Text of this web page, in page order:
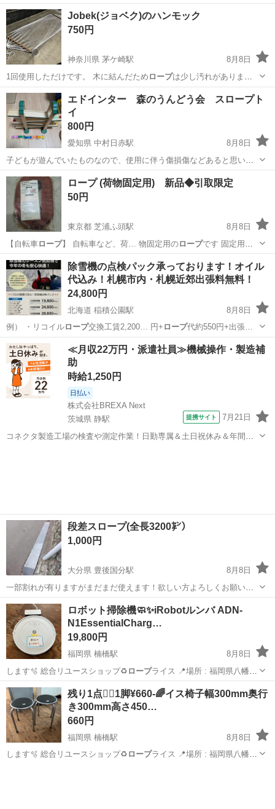
ープ) 荷重懸垂用のベ…
大阪 東大阪市 フィットネス、トレーニング
Jobek(ジョベク)のハンモック
750円
神奈川県 茅ケ崎駅
8月8日
1回使用しただけです。 木に結んだため ロープは少し汚れがあります
が、本体の汚れはほ…
神奈川 茅ヶ崎市 茅ケ崎駅 ベッド ハンモック
エドインター 森のうんどう会 スロープト
イ
800円
愛知県 中村日赤駅
8月8日
子どもが遊んでいたものなので、使用に伴う傷損傷などあると思いま
す。 ※プロフィール必読でお願いいたします。 ※ノークレーム・ノー
クレームでお願いいたします。
愛知 名古屋市 中村日赤駅 ミニカー うんどう会
ロープ (荷物固定用) 新品◆引取限定
50円
東京都 芝浦ふ頭駅
8月8日
【自転車ロープ】 自転車など、荷… 物固定用のロープです 固定用フ
ック…
東京 港区 芝浦ふ頭駅 その他
除雪機の点検パック承っております！オイル
代込み！札幌市内・札幌近郊出張料無料！
24,800円
北海道 稲積公園駅
8月8日
例） ・リコイルロープ交換工賃2,200… 円+ ロープ代約550円+出張…
北海道 札幌市 稲積公園駅 ホンダ 馬力
≪月収22万円・派遣社員≫機械操作・製造補
助
時給1,250円
日払い
株式会社BREXA Next
茨城県 静駅
提携サイト 7月21日
コネクタ製造工場の検査や測定作業！日勤専属＆土日祝休み＆年間休
段差スロープ(全長3200㌢）
1,000円
大分県 豊後国分駅
8月8日
一部割れが有りますがまだまだ使えます！欲しい方よろしくお願いし
ます。清掃して、バラしてさしあげます！ボルト付き
大分 大分市 豊後国分駅 その他
ロボット掃除機🧼✨iRobotルンバ ADN-
N1EssentialCharg…
19,800円
福岡県 楠橋駅
8月8日
します🫧 総合リユースショップ♻️ ロープライス 📍場所 : 福岡県八幡西
区木屋…
福岡 北九州市 楠橋駅 生活家電 ロボット掃除機
残り1点🙇‍♂️1脚¥660-🌈イス椅子幅300mm奥行
き300mm高さ450…
660円
福岡県 楠橋駅
8月8日
します🫧 総合リユースショップ♻️ ロープライス 📍場所 : 福岡県八幡西